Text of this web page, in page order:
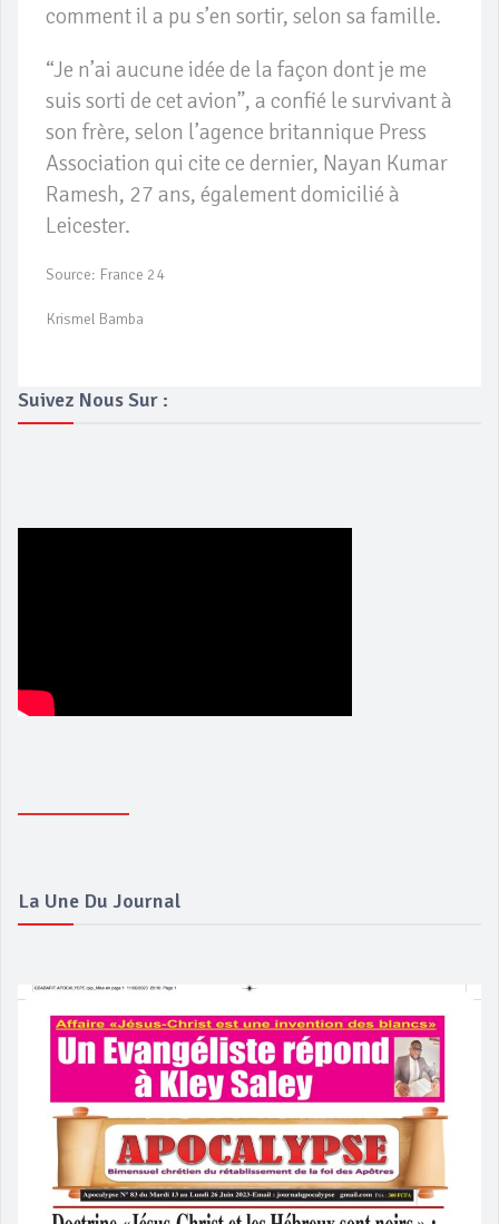
comment il a pu s’en sortir, selon sa famille.
“Je n’ai aucune idée de la façon dont je me
suis sorti de cet avion”, a confié le survivant à
son frère, selon l’agence britannique Press
Association qui cite ce dernier, Nayan Kumar
Ramesh, 27 ans, également domicilié à
Leicester.
Source: France 24
Krismel Bamba
Suivez Nous Sur :
La Une Du Journal